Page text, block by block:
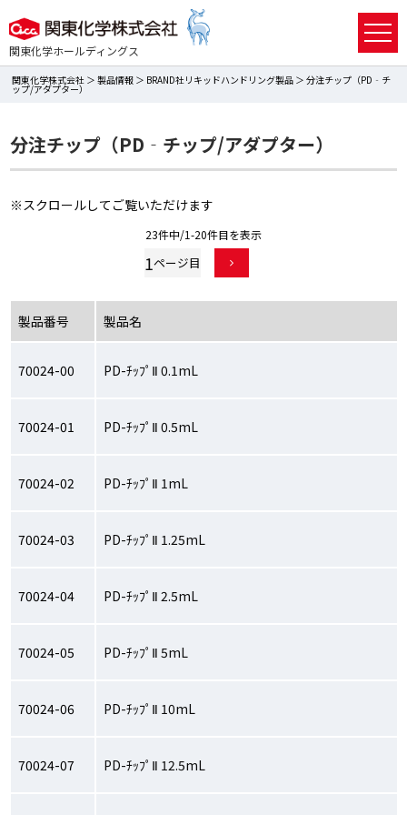
関東化学ホールディングス
関東化学株式会社 ＞製品情報 ＞ BRAND社リキッドハンドリング製品 ＞ 分注チップ（PD‐チ
ップ/アダプター）
分注チップ（PD‐チップ/アダプター）
※スクロールしてご覧いただけます
23件中/1-20件目を表示
1
製品番号 製品名
70024-00 PD-ﾁｯﾌﾟⅡ 0.1mL
70024-01 PD-ﾁｯﾌﾟⅡ 0.5mL
70024-02 PD-ﾁｯﾌﾟⅡ 1mL
70024-03 PD-ﾁｯﾌﾟⅡ 1.25mL
70024-04 PD-ﾁｯﾌﾟⅡ 2.5mL
70024-05 PD-ﾁｯﾌﾟⅡ 5mL
70024-06 PD-ﾁｯﾌﾟⅡ 10mL
70024-07 PD-ﾁｯﾌﾟⅡ 12.5mL